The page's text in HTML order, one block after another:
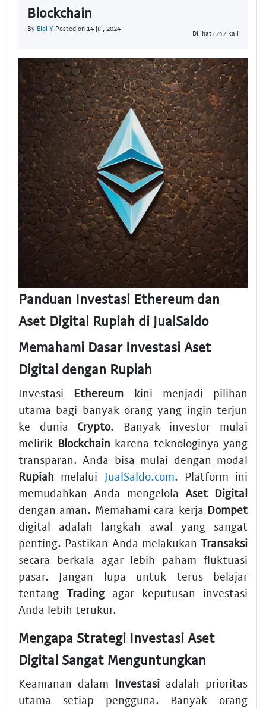
Blockchain
By Eldi Y Posted on 14 Jul, 2024
Dilihat: 747 kali
Panduan Investasi Ethereum dan
Aset Digital Rupiah di JualSaldo
Memahami Dasar Investasi Aset
Digital dengan Rupiah
Investasi Ethereum kini menjadi pilihan
utama bagi banyak orang yang ingin terjun
ke dunia Crypto. Banyak investor mulai
melirik Blockchain karena teknologinya yang
transparan. Anda bisa mulai dengan modal
Rupiah melalui JualSaldo.com. Platform ini
memudahkan Anda mengelola Aset Digital
dengan aman. Memahami cara kerja Dompet
digital adalah langkah awal yang sangat
penting. Pastikan Anda melakukan Transaksi
secara berkala agar lebih paham fluktuasi
pasar. Jangan lupa untuk terus belajar
tentang Tradingagar keputusan investasi
Anda lebih terukur.
Mengapa Strategi Investasi Aset
Digital Sangat Menguntungkan
Keamanan dalam Investasi adalah prioritas
utama setiap pengguna. Banyak orang